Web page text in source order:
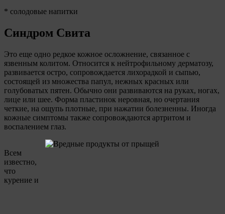
* солодовые напитки
Синдром Свита
Это еще одно редкое кожное осложнение, связанное с
язвенным колитом. Относится к нейтрофильному дерматозу,
развивается остро, сопровождается лихорадкой и сыпью,
состоящей из множества папул, нежных красных или
голубоватых пятен. Обычно они развиваются на руках, ногах,
лице или шее. Форма пластинок неровная, но очертания
четкие, на ощупь плотные, при нажатии болезненны. Иногда
кожные симптомы также сопровождаются артритом и
воспалением глаз.
Всем
известно,
что
курение и